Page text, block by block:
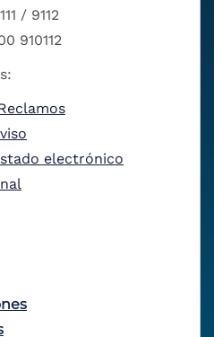
/ 9112
910112
electrónico